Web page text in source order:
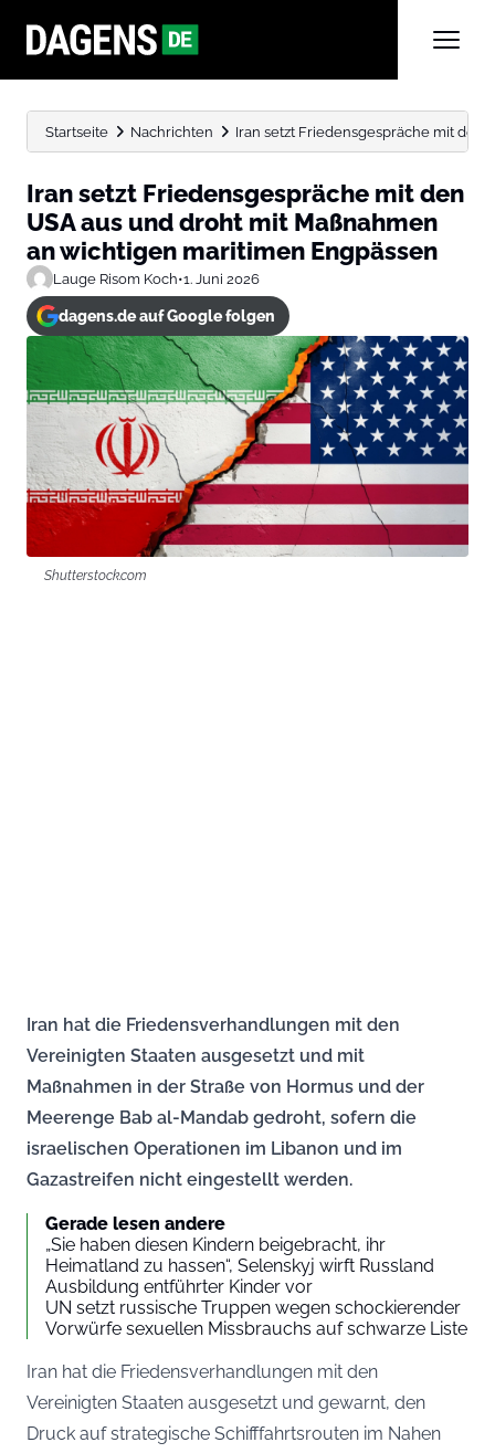
Startseite Nachrichten Iran setzt Friedensgespräche mit den
Iran setzt Friedensgespräche mit den
USA aus und droht mit Maßnahmen
an wichtigen maritimen Engpässen
Lauge Risom Koch•1. Juni 2026
dagens.de auf Google folgen
Shutterstock.com
Iran hat die Friedensverhandlungen mit den
Vereinigten Staaten ausgesetzt und mit
Maßnahmen in der Straße von Hormus und der
Meerenge Bab al-Mandab gedroht, sofern die
israelischen Operationen im Libanon und im
Gazastreifen nicht eingestellt werden.
Gerade lesen andere
„Sie haben diesen Kindern beigebracht, ihr
Heimatland zu hassen“, Selenskyj wirft Russland
Ausbildung entführter Kinder vor
UN setzt russische Truppen wegen schockierender
Vorwürfe sexuellen Missbrauchs auf schwarze Liste
Iran hat die Friedensverhandlungen mit den
Vereinigten Staaten ausgesetzt und gewarnt, den
Druck auf strategische Schifffahrtsrouten im Nahen